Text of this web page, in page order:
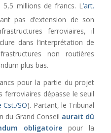
5,5 millions de francs. L’art.
pas d’extension de son
ferroviaires, il
dans l’interprétation de
non routières
plus bas.
pour la partie du projet
ferroviaires dépasse le seuil
Cst./SO). Partant, le Tribunal
du Grand Conseil aurait dû
obligatoirepour la